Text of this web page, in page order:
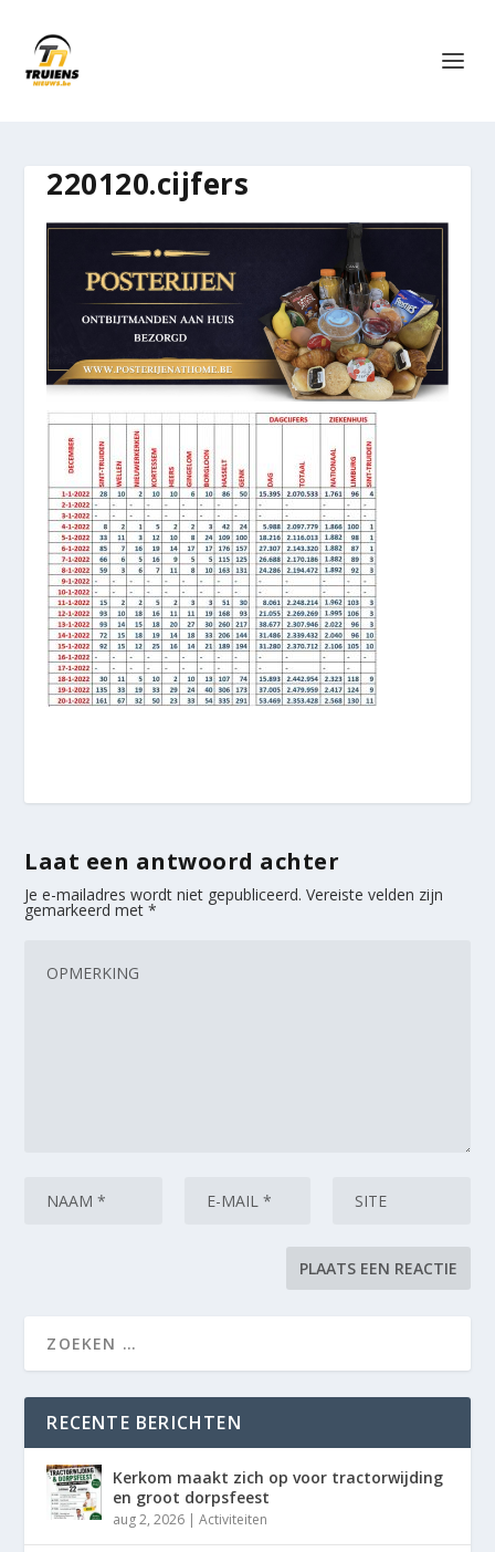
220120.cijfers
Laat een antwoord achter
Je e-mailadres wordt niet gepubliceerd. Vereiste velden zijn
gemarkeerd met*
RECENTE BERICHTEN
Kerkom maakt zich op voor tractorwijding
en groot dorpsfeest
aug 2, 2026 |Activiteiten